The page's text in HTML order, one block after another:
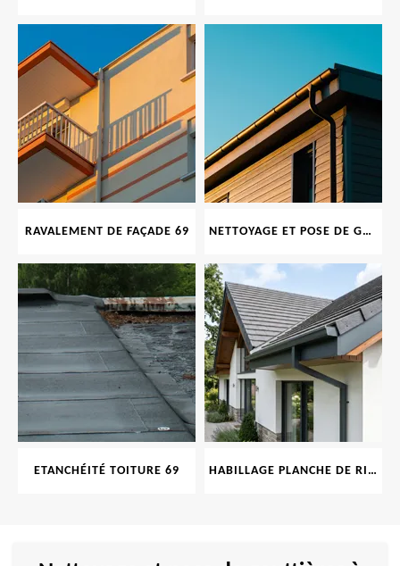
RAVALEMENT DE FAÇADE 69 NETTOYAGE ET POSE DE GOUTTIÈRE 69
ETANCHÉITÉ TOITURE 69 HABILLAGE PLANCHE DE RIVE 69